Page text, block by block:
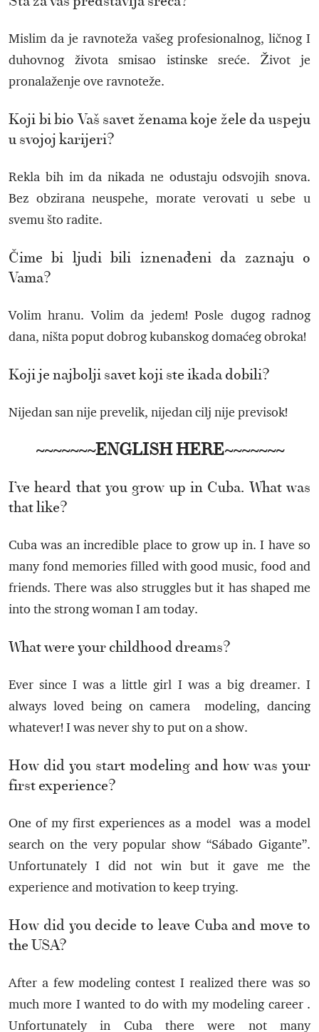
Mislim da je ravnoteža vašeg profesionalnog, ličnog I
duhovnog života smisao istinske sreće. Život je
pronalaženje ove ravnoteže.
Koji bi bio Vaš savet ženama koje žele da uspeju
u svojoj karijeri?
Rekla bih im da nikada ne odustaju odsvojih snova.
Bez obzirana neuspehe, morate verovati u sebe u
svemu što radite.
Čime bi ljudi bili iznenađeni da zaznaju o
Vama?
Volim hranu. Volim da jedem! Posle dugog radnog
dana, ništa poput dobrog kubanskog domaćeg obroka!
Koji je najbolji savet koji ste ikada dobili?
Nijedan san nije prevelik, nijedan cilj nije previsok!
~~~~~~~ENGLISH HERE~~~~~~~
I’ve heard that you grow up in Cuba. What was
that like?
Cuba was an incredible place to grow up in. I have so
many fond memories filled with good music, food and
friends. There was also struggles but it has shaped me
into the strong woman I am today.
What were your childhood dreams?
Ever since I was a little girl I was a big dreamer. I
always loved being on camera modeling, dancing
whatever! I was never shy to put on a show.
How did you start modeling and how was your
first experience?
One of my first experiences as a model was a model
search on the very popular show “Sábado Gigante”.
Unfortunately I did not win but it gave me the
experience and motivation to keep trying.
How did you decide to leave Cuba and move to
the USA?
After a few modeling contest I realized there was so
much more I wanted to do with my modeling career .
Unfortunately in Cuba there were not many